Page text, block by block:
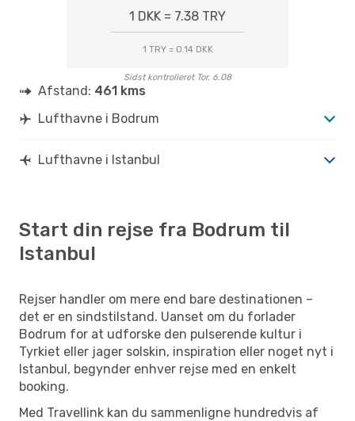
1 DKK = 7.38 TRY
1 TRY = 0.14 DKK
Sidst kontrolleret Tor. 6.08
Afstand: 461 kms
Lufthavne i Bodrum
Lufthavne i Istanbul
Start din rejse fra Bodrum til
Istanbul
Rejser handler om mere end bare destinationen –
det er en sindstilstand. Uanset om du forlader
Bodrum for at udforske den pulserende kultur i
Tyrkiet eller jager solskin, inspiration eller noget nyt i
Istanbul, begynder enhver rejse med en enkelt
booking.
Med Travellink kan du sammenligne hundredvis af